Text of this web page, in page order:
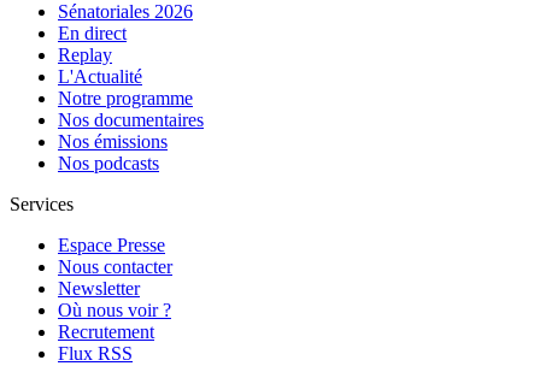
Sénatoriales 2026
En direct
Replay
L'Actualité
Notre programme
Nos documentaires
Nos émissions
Nos podcasts
Services
Espace Presse
Nous contacter
Newsletter
Où nous voir ?
Recrutement
Flux RSS